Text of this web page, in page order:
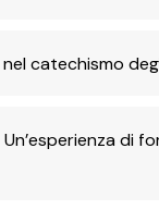
catechismo
di